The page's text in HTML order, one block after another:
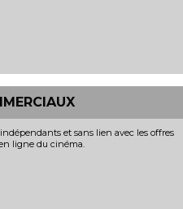
et sans lien avec les offres
ligne du cinéma.